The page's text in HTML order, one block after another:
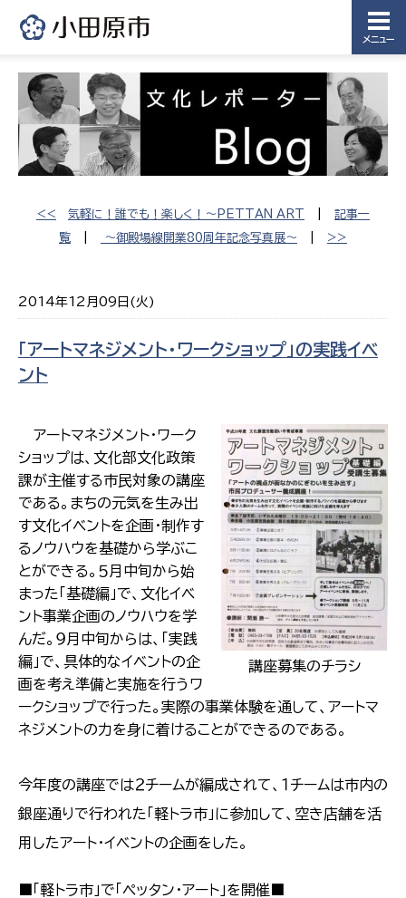
メニュー
<< 気軽に！誰でも！楽しく！〜PETTAN ART
記事一
覧
〜御殿場線開業80周年記念写真展〜 >>
2014年12月09日(火)
「アートマネジメント・ワークショップ」の実践イベ
ント
講座募集のチラシ
アートマネジメント・ワーク
ショップは、文化部文化政策
課が主催する市民対象の講座
である。まちの元気を生み出
す文化イベントを企画・制作す
るノウハウを基礎から学ぶこ
とができる。５月中旬から始
まった「基礎編」で、文化イベ
ント事業企画のノウハウを学
んだ。９月中旬からは、「実践
編」で、具体的なイベントの企
画を考え準備と実施を行うワ
ークショップで行った。実際の事業体験を通して、アートマ
ネジメントの力を身に着けることができるのである。
今年度の講座では２チームが編成されて、１チームは市内の
銀座通りで行われた「軽トラ市」に参加して、空き店舗を活
用したアート・イベントの企画をした。
■「軽トラ市」で「ペッタン・アート」を開催■